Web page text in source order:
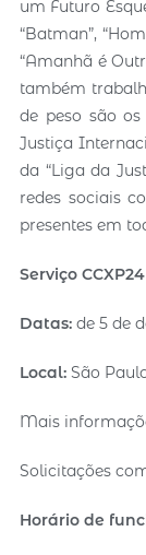
um Futuro
“Batman”,
“Amanhã é
também
de peso são
Justiça
da “Liga da
redes sociais
presentes em
Serviço CCXP24
Datas: de 5 de
Local:São
Mais
Solicitações
Horário de